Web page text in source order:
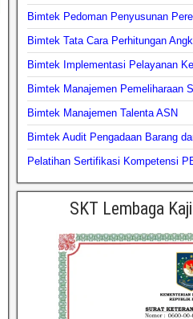
Bimtek Pedoman Penyusunan
Bimtek Tata Cara Perhitungan
Bimtek Implementasi Pelayanan
Bimtek Manajemen Pemeliharaan
Bimtek Manajemen Talenta ASN
Bimtek Audit Pengadaan Barang
Pelatihan Sertifikasi Kompetensi
SKT Lembaga